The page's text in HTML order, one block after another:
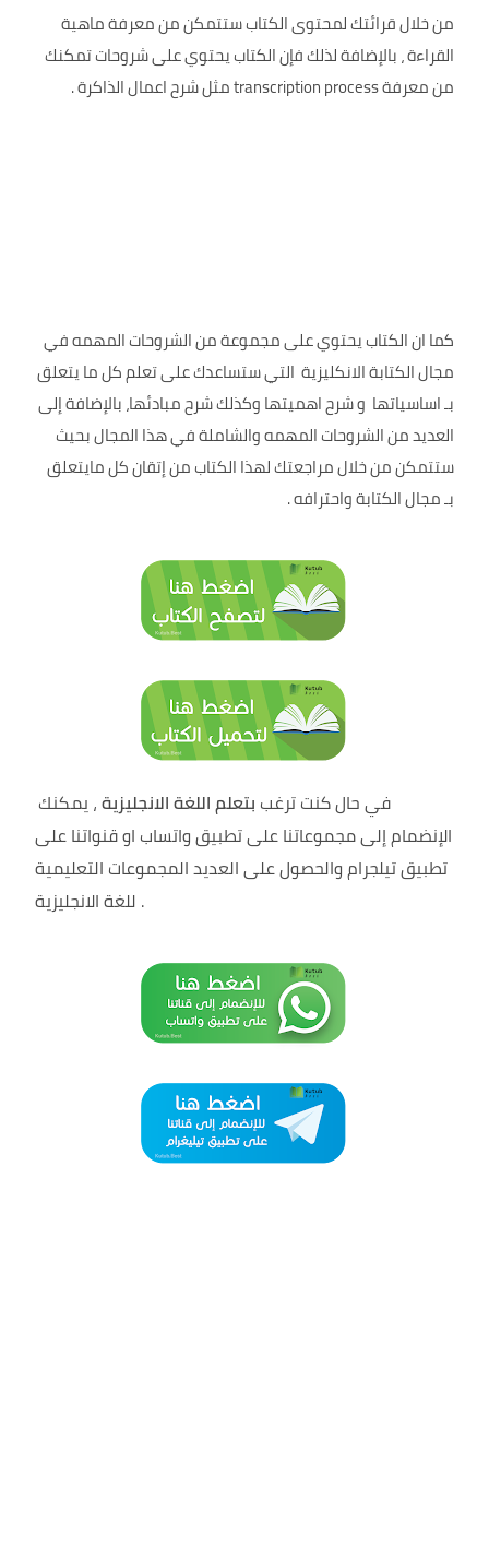
من خلال قرائتك لمحتوى الكتاب ستتمكن من معرفة ماهية
القراءة ، بالإضافة لذلك فإن الكتاب يحتوي على شروحات تمكنك
من معرفة transcription process مثل شرح اعمال الذاكرة .
كما ان الكتاب يحتوي على مجموعة من الشروحات المهمه في
مجال الكتابة الانكليزية التي ستساعدك على تعلم كل ما يتعلق
بـ اساسياتها و شرح اهميتها وكذلك شرح مبادئها، بالإضافة إلى
العديد من الشروحات المهمه والشاملة في هذا المجال بحيث
ستتمكن من خلال مراجعتك لهذا الكتاب من إتقان كل مايتعلق
بـ مجال الكتابة واحترافه .
في حال كنت ترغب بتعلم اللغة الانجليزية، يمكنك
الإنضمام إلى مجموعاتنا على تطبيق واتساب او قنواتنا على
تطبيق تيلجرام والحصول على العديد المجموعات التعليمية
.